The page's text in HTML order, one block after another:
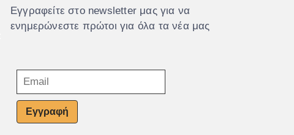
Εγγραφείτε στο newsletter μας για να
ενημερώνεστε πρώτοι για όλα τα νέα μας
Εγγραφή